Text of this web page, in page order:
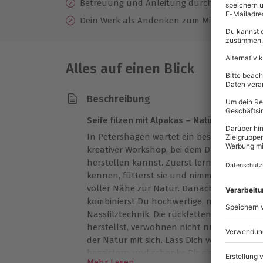
Betreuung und Anleitung durch einen
Dein Werk als Andenken zum Mitnehmen
Alles auf einen Blick
Beschreibung
Seife filzen mit Alpakas – Natürlich kreativ!
In Petershagen wartet ein besonders
kreativer Workshop, bei dem Du Deine
herstellen kannst. Zuerst lernst Du die
kennen, fütterst sie und nimmst
voller Nähe zur Natur. Danach geht es
kombinierst Du hochwertige, natürliche
Nassfilztechnik. Die rückfettenden
herstellst, verwöhnen nicht nur die Haut,
der Natur mit sich. Lass Dich von der
begeistern und schenke Dir eine kreative